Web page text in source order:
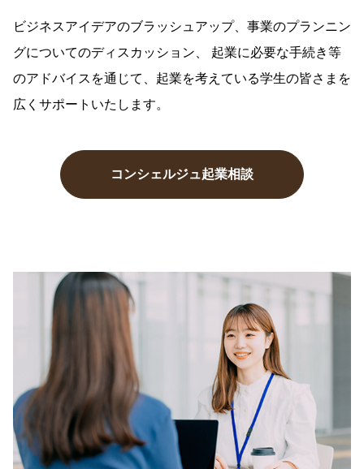
ビジネスアイデアのブラッシュアップ、事業のプランニン
グについてのディスカッション、 起業に必要な手続き等
のアドバイスを通じて、起業を考えている学生の皆さまを
広くサポートいたします。
コンシェルジュ起業相談